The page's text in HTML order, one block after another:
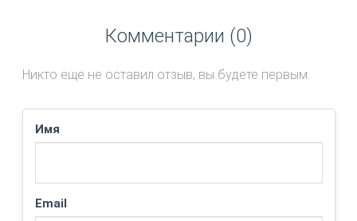
Комментарии (0)
Никто еще не оставил отзыв, вы будете первым.
Имя
Email